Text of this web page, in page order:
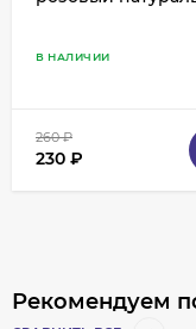
В НАЛИЧИИ
260₽
230 ₽
Рекомендуем